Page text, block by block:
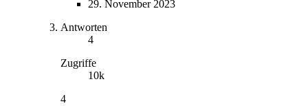
29. November 2023
Antworten
4
Zugriffe
10k
4